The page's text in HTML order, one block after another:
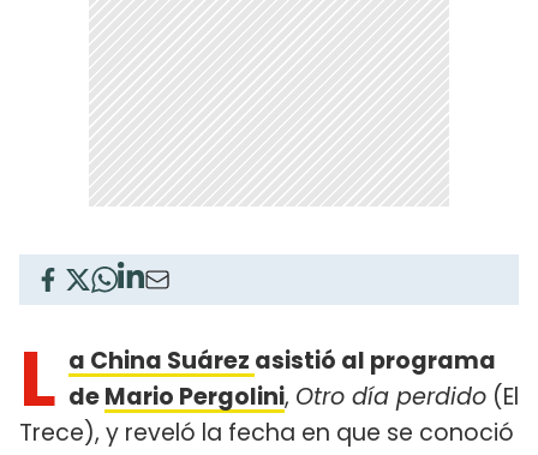
L a China Suárez asistió al programa
deMario Pergolini, Otro día perdido (El
Trece), y reveló la fecha en que se conoció